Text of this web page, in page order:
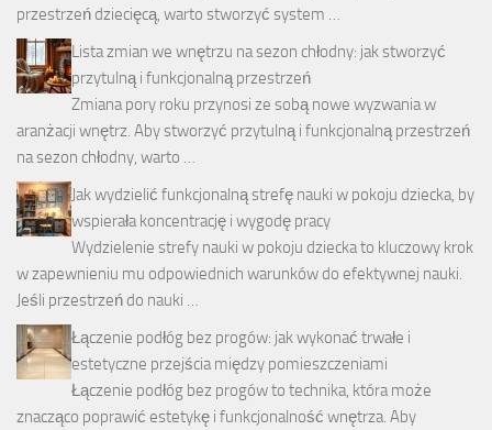
przestrzeń dziecięcą, warto stworzyć system …
Lista zmian we wnętrzu na sezon chłodny: jak stworzyć
przytulną i funkcjonalną przestrzeń
Zmiana pory roku przynosi ze sobą nowe wyzwania w
aranżacji wnętrz. Aby stworzyć przytulną i funkcjonalną przestrzeń
na sezon chłodny, warto …
Jak wydzielić funkcjonalną strefę nauki w pokoju dziecka, by
wspierała koncentrację i wygodę pracy
Wydzielenie strefy nauki w pokoju dziecka to kluczowy krok
w zapewnieniu mu odpowiednich warunków do efektywnej nauki.
Jeśli przestrzeń do nauki …
Łączenie podłóg bez progów: jak wykonać trwałe i
estetyczne przejścia między pomieszczeniami
Łączenie podłóg bez progów to technika, która może
znacząco poprawić estetykę i funkcjonalność wnętrza. Aby